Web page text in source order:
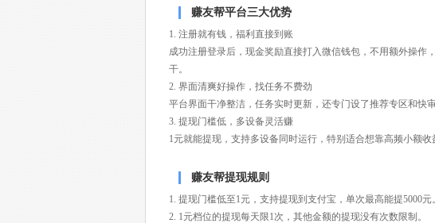
赚友帮平台三大优势
1. 注册就有钱，福利直接到账
成功注册登录后，现金奖励直接打入微信钱包，不用额外操作
干。
2. 界面清爽好操作，找任务不费劲
平台界面干净整洁，任务实时更新，还专门设了推荐专区和快
3. 提现门槛低，多设备灵活赚
1元就能提现，支持多设备同时运行，特别适合想靠高频小额收
赚友帮提现规则
1. 提现门槛低至1元，支持提现到支付宝，单次最高能提5000元。
2. 1元档位的提现每天限1次，其他金额的提现没有次数限制。